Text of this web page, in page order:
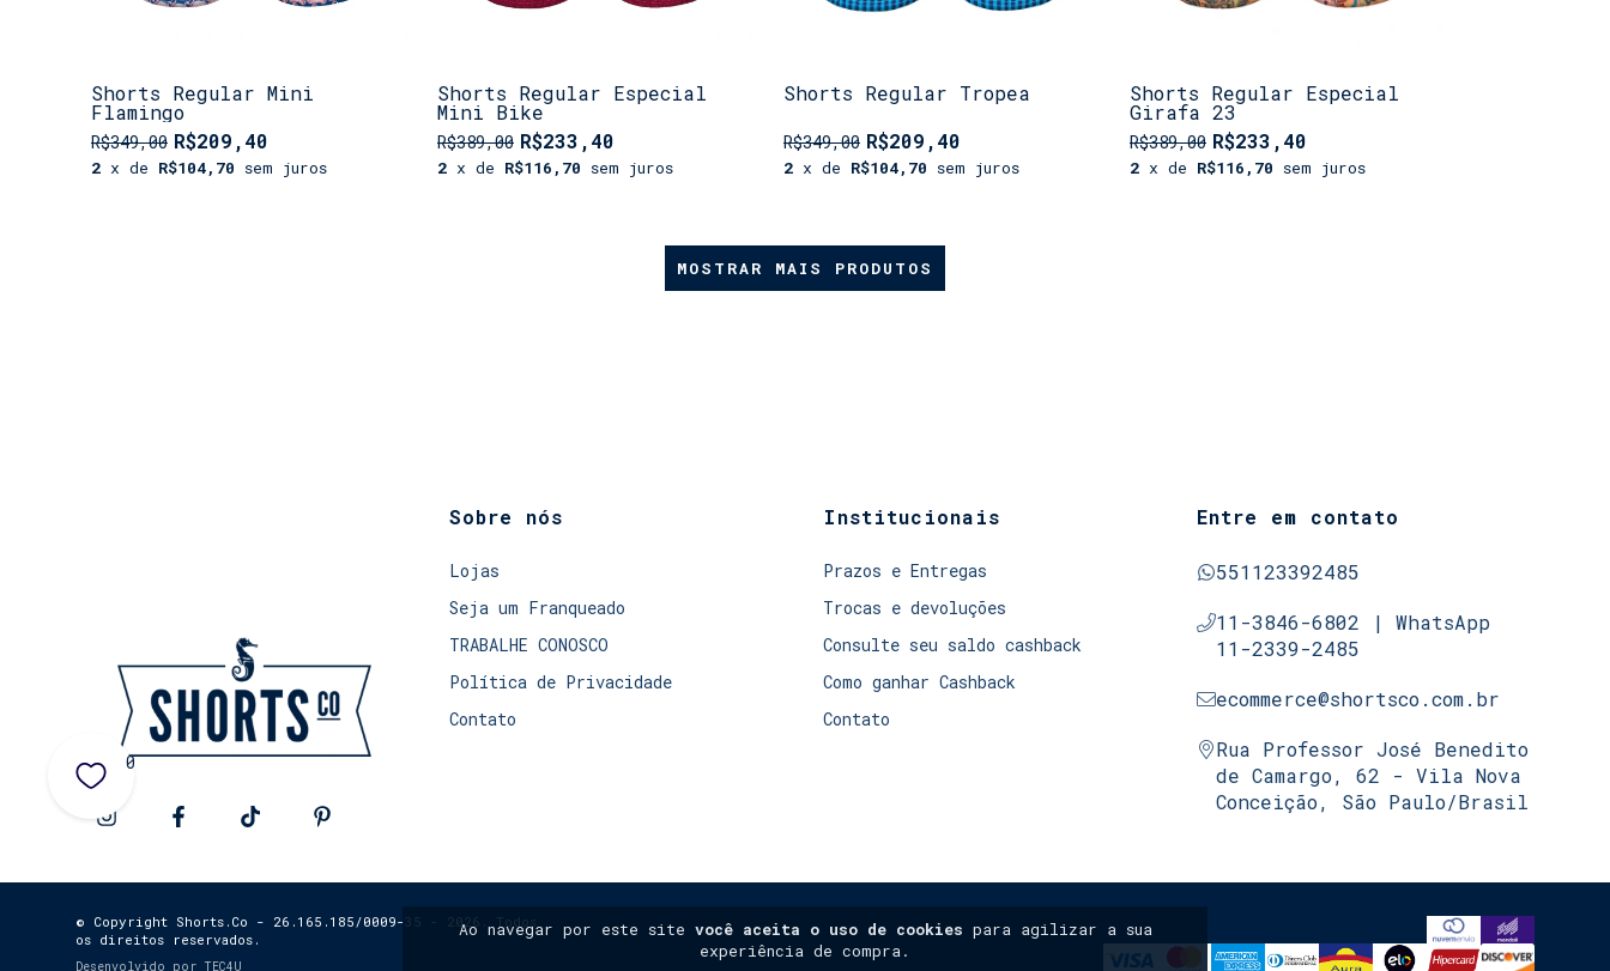
Ao navegar por este site você aceita o uso de cookies para agilizar a sua
experiência de compra.
Shorts Regular Mini
Flamingo
R$349,00 R$209,40
2 x de R$104,70 sem juros
Shorts Regular Especial
Mini Bike
R$389,00 R$233,40
2 x de R$116,70 sem juros
Shorts Regular Tropea
R$349,00 R$209,40
2 x de R$104,70 sem juros
Shorts Regular Especial
Girafa 23
R$389,00 R$233,40
2 x de R$116,70 sem juros
MOSTRAR MAIS PRODUTOS
Sobre nós
Lojas
Seja um Franqueado
TRABALHE CONOSCO
Política de Privacidade
Contato
Institucionais
Prazos e Entregas
Trocas e devoluções
Consulte seu saldo cashback
Como ganhar Cashback
Contato
Entre em contato
551123392485
11-3846-6802 | WhatsApp
11-2339-2485
ecommerce@shortsco.com.br
Rua Professor José Benedito
de Camargo, 62 - Vila Nova
Conceição, São Paulo/Brasil
© Copyright Shorts.Co - 26.165.185/0009-35 - 2026. Todos
os direitos reservados.
Desenvolvido por TEC4U
0